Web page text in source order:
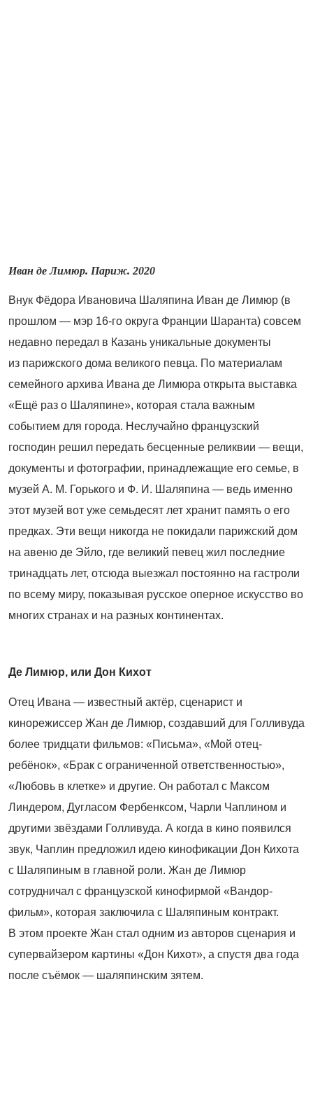
Иван де Лимюр. Париж. 2020
Внук Фёдора Ивановича Шаляпина Иван де Лимюр (в
прошлом — мэр 16-го округа Франции Шаранта) совсем
недавно передал в Казань уникальные документы
из парижского дома великого певца. По материалам
семейного архива Ивана де Лимюра открыта выставка
«Ещё раз о Шаляпине», которая стала важным
событием для города. Неслучайно французский
господин решил передать бесценные реликвии — вещи,
документы и фотографии, принадлежащие его семье, в
музей А. М. Горького и Ф. И. Шаляпина — ведь именно
этот музей вот уже семьдесят лет хранит память о его
предках. Эти вещи никогда не покидали парижский дом
на авеню де Эйло, где великий певец жил последние
тринадцать лет, отсюда выезжал постоянно на гастроли
по всему миру, показывая русское оперное искусство во
многих странах и на разных континентах.
Де Лимюр, или Дон Кихот
Отец Ивана — известный актёр, сценарист и
кинорежиссер Жан де Лимюр, создавший для Голливуда
более тридцати фильмов: «Письма», «Мой отец-
ребёнок», «Брак с ограниченной ответственностью»,
«Любовь в клетке» и другие. Он работал с Максом
Линдером, Дугласом Фербенксом, Чарли Чаплином и
другими звёздами Голливуда. А когда в кино появился
звук, Чаплин предложил идею кинофикации Дон Кихота
с Шаляпиным в главной роли. Жан де Лимюр
сотрудничал с французской кинофирмой «Вандор-
фильм», которая заключила с Шаляпиным контракт.
В этом проекте Жан стал одним из авторов сценария и
супервайзером картины «Дон Кихот», а спустя два года
после съёмок — шаляпинским зятем.